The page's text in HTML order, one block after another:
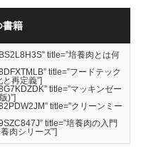
書籍
title=”培養肉とは何
title=”フードテック
再定義”]
title=”マッキンゼー
)”]
title=”クリーンミー
title=”培養肉の入門
肉シリーズ”]